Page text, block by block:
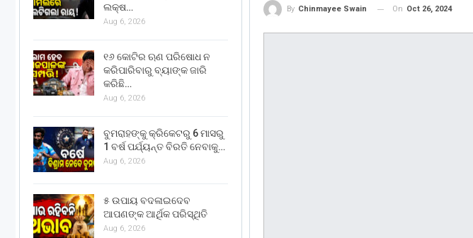
By Chinmayee Swain On Oct 26, 2024
ଲକ୍ଷ…
Aug 6, 2026
୧୬ କୋଟିର ଋଣ ପରିଷୋଧ ନ
କରିପାରିବାରୁ ବ୍ୟାଙ୍କ ଜାରି
କରିଛି…
Aug 6, 2026
ବୁମରାହଙ୍କୁ କ୍ରିକେଟରୁ 6 ମାସରୁ
1 ବର୍ଷ ପର୍ଯ୍ୟନ୍ତ ବିରତି ନେବାକୁ…
Aug 6, 2026
୫ ଉପାୟ ବଦଳାଇଦେବ
ଆପଣଙ୍କ ଆର୍ଥିକ ପରିସ୍ଥିତି
Aug 6, 2026